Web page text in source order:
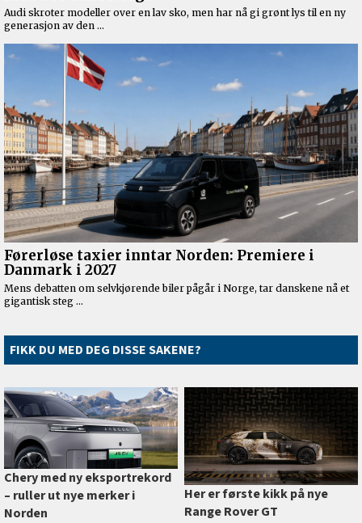
FIKK DU MED DEG DISSE SAKENE?
Chery med ny eksportrekord
–⁠ ruller ut nye merker i
Norden
Her er første kikk på nye
Range Rover GT